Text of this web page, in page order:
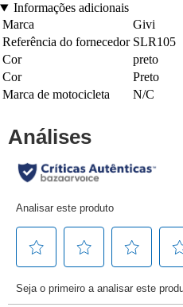
Informações adicionais
Marca
Givi
Referência do fornecedor SLR105
Cor
preto
Cor
Preto
Marca de motocicleta
N/C